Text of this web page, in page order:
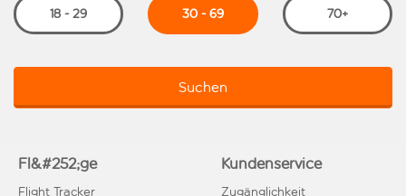
18 - 29 30 - 69 70+
Suchen
Fl&#252;ge
Flight Tracker
Kundenservice
Zugänglichkeit